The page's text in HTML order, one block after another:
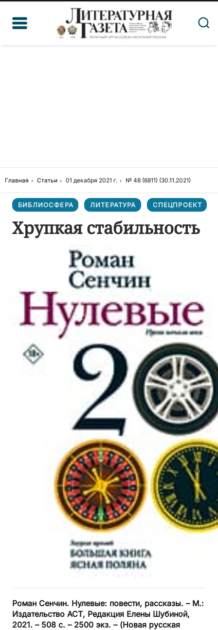
Главная Статьи 01 декабря 2021 г. № 48 (6811) (30.11.2021)
БИБЛИОСФЕРА ЛИТЕРАТУРА СПЕЦПРОЕКТ
Хрупкая стабильность
Роман Сенчин. Нулевые: повести, рассказы. – М.:
Издательство АСТ, Редакция Елены Шубиной,
2021. – 508 с. – 2500 экз. – (Новая русская